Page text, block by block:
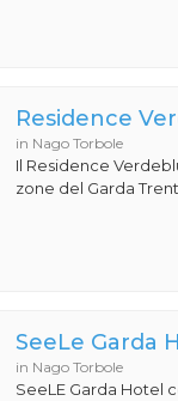
Residence
in Nago Torbole
Il Residence
zone del Garda
SeeLe Garda
in Nago Torbole
SeeLE Garda Hotel